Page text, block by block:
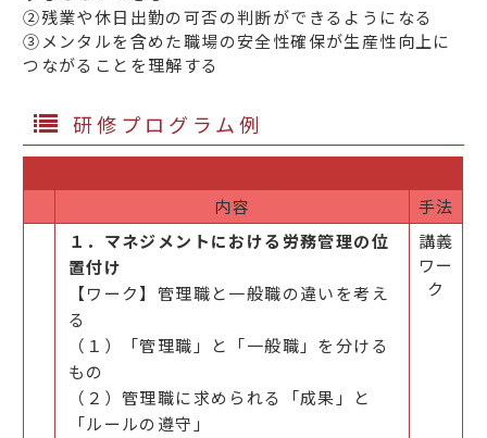
②残業や休日出勤の可否の判断ができるようになる
③メンタルを含めた職場の安全性確保が生産性向上に
つながることを理解する
研修プログラム例
内容 手法
１．マネジメントにおける労務管理の位
置付け
【ワーク】管理職と一般職の違いを考え
る
（１）「管理職」と「一般職」を分ける
もの
（２）管理職に求められる「成果」と
「ルールの遵守」
講義
ワー
ク